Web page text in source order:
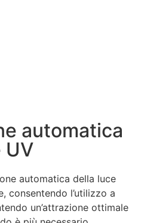
automatica
UV
automatica della luce
consentendo l’utilizzo a
un’attrazione ottimale